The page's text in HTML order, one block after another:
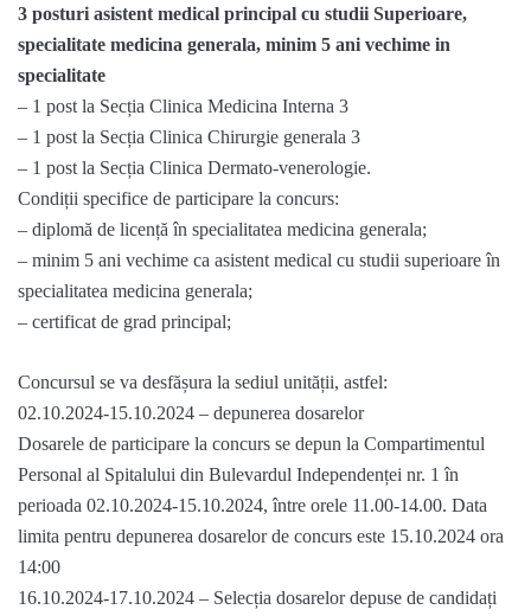
3 posturi asistent medical principal cu studii Superioare,
specialitate medicina generala, minim 5 ani vechime in
specialitate
– 1 post la Secția Clinica Medicina Interna 3
– 1 post la Secția Clinica Chirurgie generala 3
– 1 post la Secția Clinica Dermato-venerologie.
Condiții specifice de participare la concurs:
– diplomă de licență în specialitatea medicina generala;
– minim 5 ani vechime ca asistent medical cu studii superioare în
specialitatea medicina generala;
– certificat de grad principal;
Concursul se va desfășura la sediul unității, astfel:
02.10.2024-15.10.2024 – depunerea dosarelor
Dosarele de participare la concurs se depun la Compartimentul
Personal al Spitalului din Bulevardul Independenței nr. 1 în
perioada 02.10.2024-15.10.2024, între orele 11.00-14.00. Data
limita pentru depunerea dosarelor de concurs este 15.10.2024 ora
14:00
16.10.2024-17.10.2024 – Selecția dosarelor depuse de candidați